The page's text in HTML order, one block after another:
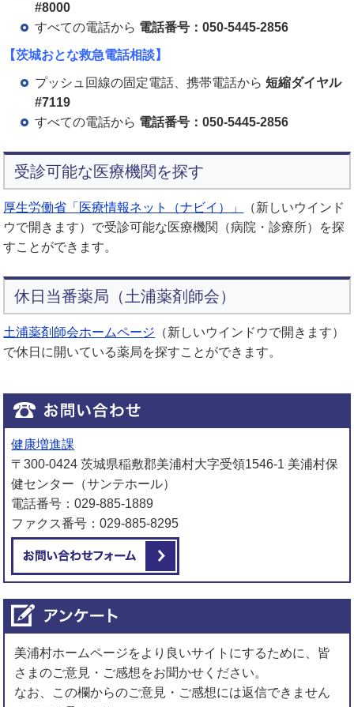
#8000
すべての電話から 電話番号：050-5445-2856
【茨城おとな救急電話相談】
プッシュ回線の固定電話、携帯電話から短縮ダイヤル
#7119
すべての電話から 電話番号：050-5445-2856
受診可能な医療機関を探す
厚生労働省「医療情報ネット（ナビイ）」
（新しいウインド
ウで開きます） で受診可能な医療機関（病院・診療所）を探
すことができます。
休日当番薬局（土浦薬剤師会）
土浦薬剤師会ホームページ （新しいウインドウで開きます）
で休日に開いている薬局を探すことができます。
健康増進課
〒300-0424 茨城県稲敷郡美浦村大字受領1546-1 美浦村保
健センター（サンテホール）
電話番号：029-885-1889
ファクス番号：029-885-8295
美浦村ホームページをより良いサイトにするために、皆
さまのご意見・ご感想をお聞かせください。
なお、この欄からのご意見・ご感想には返信できません